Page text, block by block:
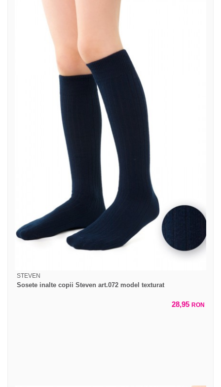
STEVEN
Sosete inalte copii Steven art.072 model texturat
28,95 RON